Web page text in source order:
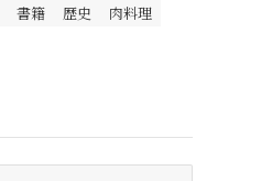
書籍 歴史
肉料理